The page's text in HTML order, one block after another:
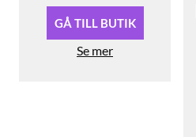
GÅ TILL BUTIK
Se mer